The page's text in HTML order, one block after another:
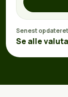
Senest
Se alle